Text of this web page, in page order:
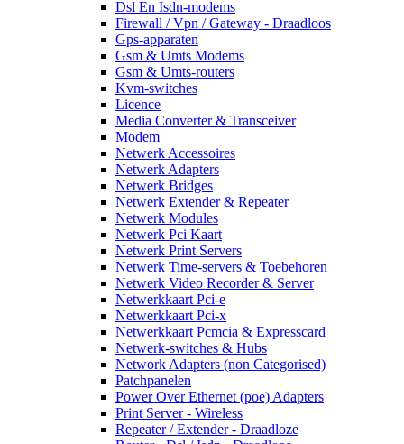
Dsl En Isdn-modems
Firewall / Vpn / Gateway - Draadloos
Gps-apparaten
Gsm & Umts Modems
Gsm & Umts-routers
Kvm-switches
Licence
Media Converter & Transceiver
Modem
Netwerk Accessoires
Netwerk Adapters
Netwerk Bridges
Netwerk Extender & Repeater
Netwerk Modules
Netwerk Pci Kaart
Netwerk Print Servers
Netwerk Time-servers & Toebehoren
Netwerk Video Recorder & Server
Netwerkkaart Pci-e
Netwerkkaart Pci-x
Netwerkkaart Pcmcia & Expresscard
Netwerk-switches & Hubs
Network Adapters (non Categorised)
Patchpanelen
Power Over Ethernet (poe) Adapters
Print Server - Wireless
Repeater / Extender - Draadloze